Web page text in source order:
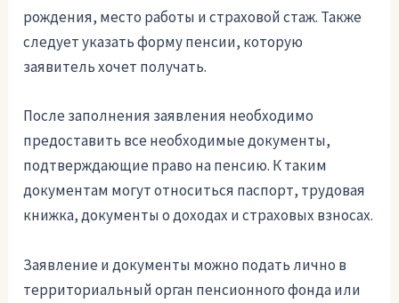
рождения, место работы и страховой стаж. Также
следует указать форму пенсии, которую
заявитель хочет получать.
После заполнения заявления необходимо
предоставить все необходимые документы,
подтверждающие право на пенсию. К таким
документам могут относиться паспорт, трудовая
книжка, документы о доходах и страховых взносах.
Заявление и документы можно подать лично в
территориальный орган пенсионного фонда или